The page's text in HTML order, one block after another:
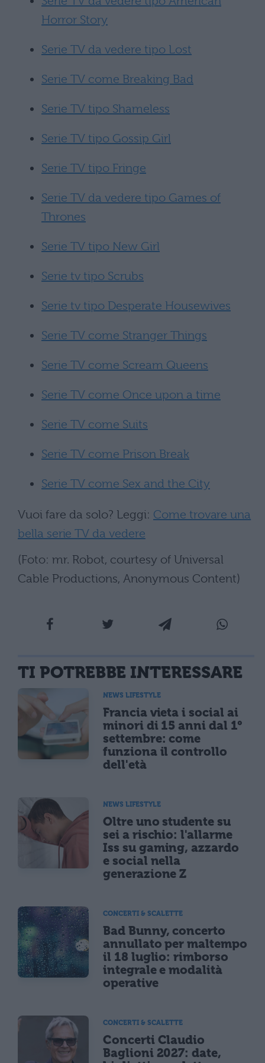
Horror Story
Serie TV da vedere tipo Lost
Serie TV come Breaking Bad
Serie TV tipo Shameless
Serie TV tipo Gossip Girl
Serie TV tipo Fringe
Serie TV da vedere tipo Games of
Thrones
Serie TV tipo New Girl
Serie tv tipo Scrubs
Serie tv tipo Desperate Housewives
Serie TV come Stranger Things
Serie TV come Scream Queens
Serie TV come Once upon a time
Serie TV come Suits
Serie TV come Prison Break
Serie TV come Sex and the City
Vuoi fare da solo? Leggi: Come trovare una
bella serie TV da vedere
(Foto: mr. Robot, courtesy of Universal
Cable Productions, Anonymous Content)
TI POTREBBE INTERESSARE
NEWS LIFESTYLE
Francia vieta i social ai
minori di 15 anni dal 1°
settembre: come
funziona il controllo
dell'età
NEWS LIFESTYLE
Oltre uno studente su
sei a rischio: l'allarme
Iss su gaming, azzardo
e social nella
generazione Z
CONCERTI & SCALETTE
Bad Bunny, concerto
annullato per maltempo
il 18 luglio: rimborso
integrale e modalità
operative
CONCERTI & SCALETTE
Concerti Claudio
Baglioni 2027: date,